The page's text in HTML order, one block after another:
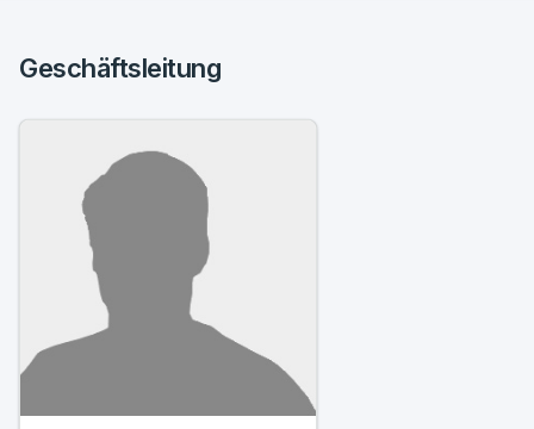
Geschäftsleitung